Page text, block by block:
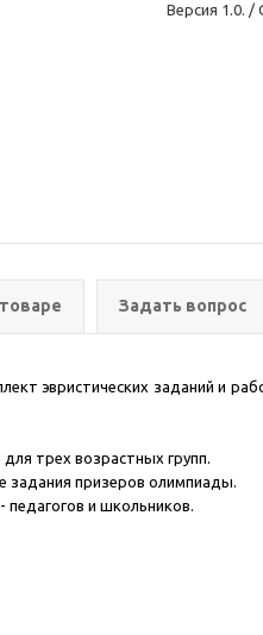
Версия 1.0. /
Задать вопрос
эвристических заданий и
трех возрастных групп.
задания призеров олимпиады.
и школьников.